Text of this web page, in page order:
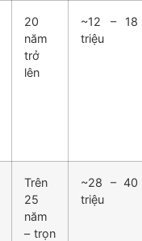
20
năm
trở
lên
~12 – 18
triệu
Trên
25
năm
– trọn
~28 – 40
triệu